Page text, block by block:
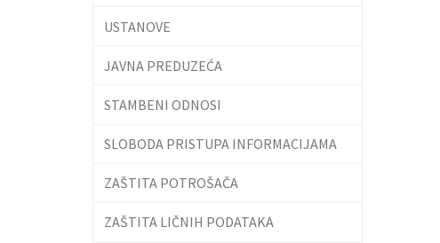
USTANOVE
JAVNA PREDUZEĆA
STAMBENI ODNOSI
SLOBODA PRISTUPA INFORMACIJAMA
ZAŠTITA POTROŠAČA
ZAŠTITA LIČNIH PODATAKA